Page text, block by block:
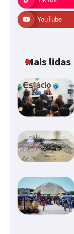
YouTube
Mais lidas